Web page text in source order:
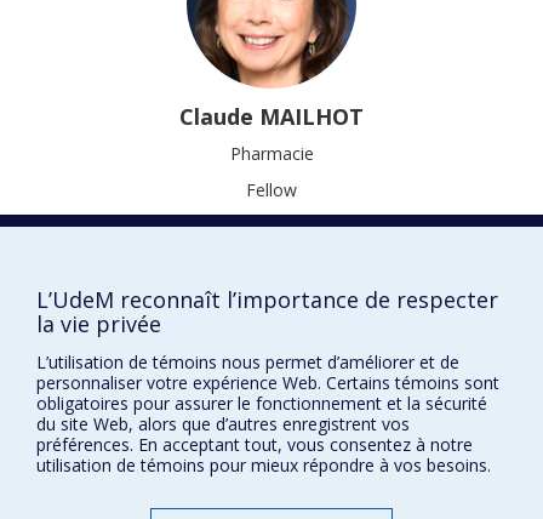
Claude MAILHOT
Pharmacie
Fellow
Prix et distinctions
Plan du site|Accessibilité
Conditions d’utilisation
L’UdeM reconnaît l’importance de respecter
la vie privée
L’utilisation de témoins nous permet d’améliorer et de
personnaliser votre expérience Web. Certains témoins sont
obligatoires pour assurer le fonctionnement et la sécurité
du site Web, alors que d’autres enregistrent vos
préférences. En acceptant tout, vous consentez à notre
utilisation de témoins pour mieux répondre à vos besoins.